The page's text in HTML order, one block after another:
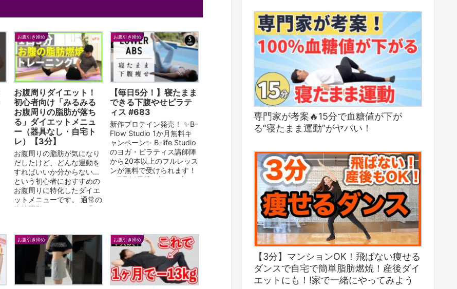
お腹引き締め
お腹周りダイエット！
初心者向け「みるみる
お腹周りの脂肪が落ち
る」ダイエットメニュ
ー（器具なし・自宅ト
レ）【3分】
お腹周りの脂肪が気になり
だしたけど、どんな運動を
すればいいか分からない…
という初心者におすすめの
お腹周りに特化したダイエ
ットメニューです。 通常の
腹筋運動だけでなく、「ね
に落とすメニュー...
お腹引き締め
【毎日5分！】寝たまま
できる下腹やせピラテ
ィス #683
新作プロテイン発売！ ✨B-
Flow Studio 1か月無料キ
ャンペーン✨ B-life Studio
のヨガ・ピラティス講師陣
から20本以上のフルレッス
ンが無料で受けられます！
（7月14日締め切り、入...
お腹引き締め お腹引き締め
専門家が考案🔥15分で血糖値が下が
る“寝たまま運動”がヤバい！
【3分】マンションOK！飛ばない痩せる
ダンスで自宅で簡単脂肪燃焼！産後ダイ
エットにも！!家で一緒にやってみよう